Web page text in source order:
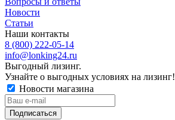
Новости
Статьи
Наши контакты
8 (800) 222-05-14
info@lonking24.ru
Выгодный лизинг.
Узнайте о выгодных условиях на лизинг!
Новости магазина